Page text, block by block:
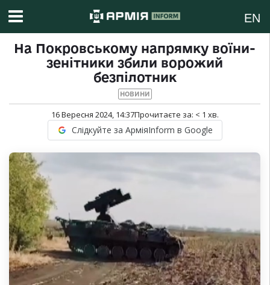
EN
На Покровському напрямку воїни-
зенітники збили ворожий
безпілотник
НОВИНИ
16 Вересня 2024, 14:37Прочитаєте за: < 1 хв.
Слідкуйте за АрміяInform в Google